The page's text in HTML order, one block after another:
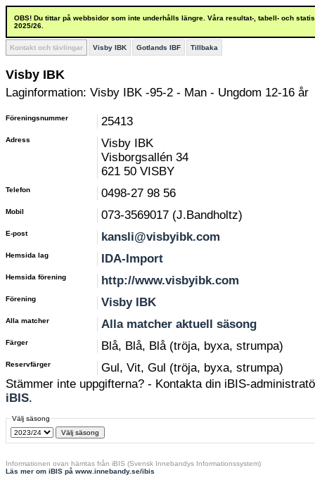
OBS! Du tittar på webbsidor som inte underhålls längre. Våra resultat-, tabell- och
2025/26.
Kontakt och tävlingar Visby IBK Gotlands IBF Tillbaka
Visby IBK
Laginformation: Visby IBK -95-2 - Man - Ungdom 12-16 år
Föreningsnummer 25413
Adress
Visby IBK
Visborgsallén 34
621 50 VISBY
Telefon 0498-27 98 56
Mobil 073-3569017 (J.Bandholtz)
E-post kansli@visbyibk.com
Hemsida lag IDA-Import
Hemsida förening http://www.visbyibk.com
Förening Visby IBK
Alla matcher Alla matcher aktuell säsong
Färger Blå, Blå, Blå (tröja, byxa, strumpa)
Reservfärger
Gul, Vit, Gul (tröja, byxa, strumpa)
Stämmer inte uppgifterna? - Kontakta din iBIS-
iBIS.
Välj säsong
Informationen ovan hämtas från iBIS (Svensk Innebandys Informationssystem)
Läs mer om iBIS på www.innebandy.se/ibis